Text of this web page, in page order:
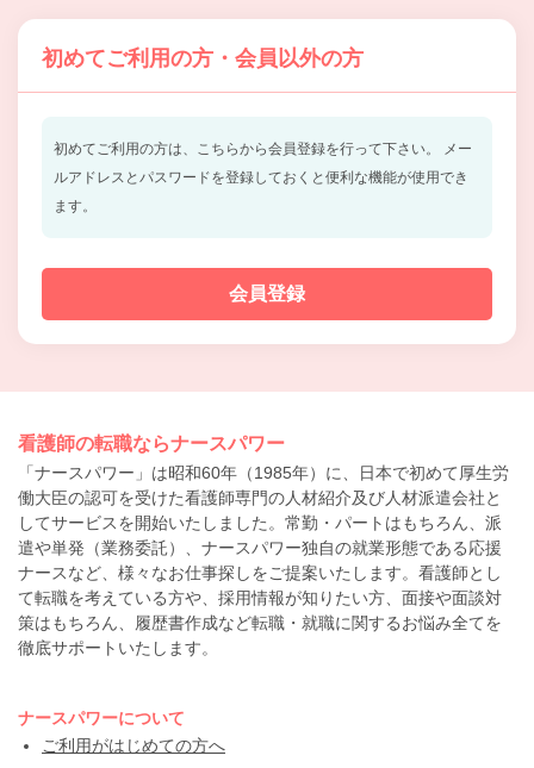
初めてご利用の方・会員以外の方
初めてご利用の方は、こちらから会員登録を行って下さい。
メー
ルアドレスとパスワードを登録しておくと便利な機能が使用でき
ます。
会員登録
看護師の転職ならナースパワー
「ナースパワー」は昭和60年（1985年）に、日本で初めて厚生労
働大臣の認可を受けた看護師専門の人材紹介及び人材派遣会社と
してサービスを開始いたしました。常勤・パートはもちろん、派
遣や単発（業務委託）、ナースパワー独自の就業形態である応援
ナースなど、様々なお仕事探しをご提案いたします。看護師とし
て転職を考えている方や、採用情報が知りたい方、面接や面談対
策はもちろん、履歴書作成など転職・就職に関するお悩み全てを
徹底サポートいたします。
ナースパワーについて
ご利用がはじめての方へ